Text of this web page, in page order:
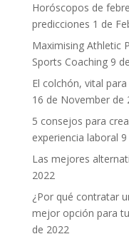
Horóscopos de
predicciones 1 de
Maximising Athletic
Sports Coaching 9
El colchón, vital
16 de November de
5 consejos para
experiencia laboral
Las mejores
2022
¿Por qué contratar
mejor opción para
de 2022